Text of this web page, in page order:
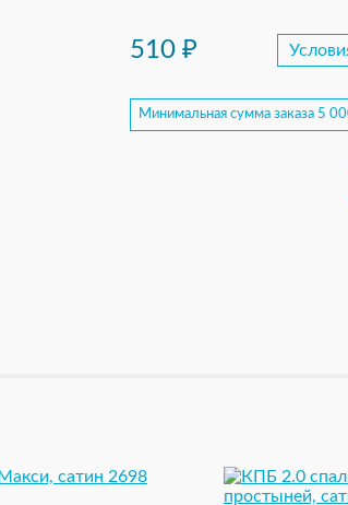
510 ₽
Минимальная сумма заказа 5